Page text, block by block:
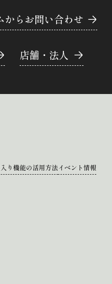
からお問い合わせ
店舗・法人
り機能の活用方法イベント情報